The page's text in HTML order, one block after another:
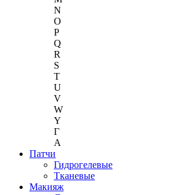
N
O
P
Q
R
S
T
U
V
W
Y
Г
A
Патчи
Гидрогелевые
Тканевые
Макияж